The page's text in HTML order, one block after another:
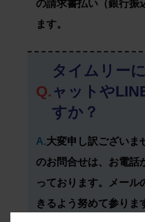
の請求書払い（銀行振
ます。
Q.
タイムリー
ャットや
すか？
A.大変申し訳ございま
のお問合せは、お電話
っております。メール
きるよう努めて参りま